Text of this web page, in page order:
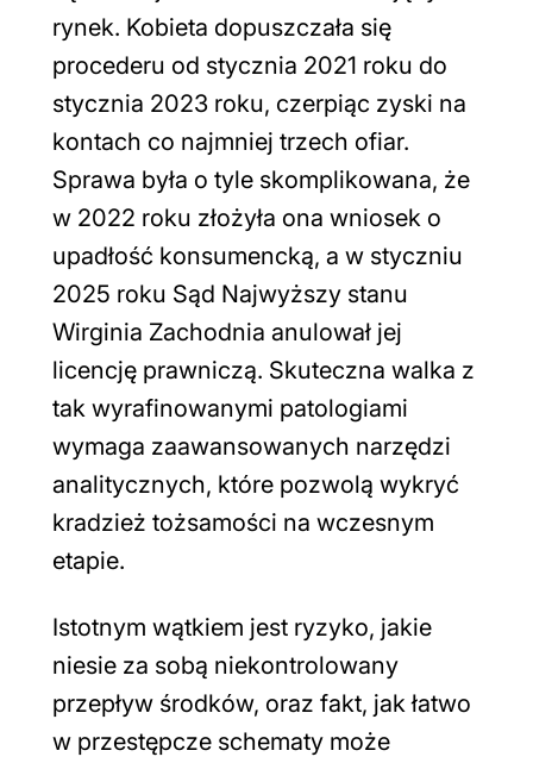
rynek. Kobieta dopuszczała się
procederu od stycznia 2021 roku do
stycznia 2023 roku, czerpiąc zyski na
kontach co najmniej trzech ofiar.
Sprawa była o tyle skomplikowana, że
w 2022 roku złożyła ona wniosek o
upadłość konsumencką, a w styczniu
2025 roku Sąd Najwyższy stanu
Wirginia Zachodnia anulował jej
licencję prawniczą. Skuteczna walka z
tak wyrafinowanymi patologiami
wymaga zaawansowanych narzędzi
analitycznych, które pozwolą wykryć
kradzież tożsamości na wczesnym
etapie.
Istotnym wątkiem jest ryzyko, jakie
niesie za sobą niekontrolowany
przepływ środków, oraz fakt, jak łatwo
w przestępcze schematy może